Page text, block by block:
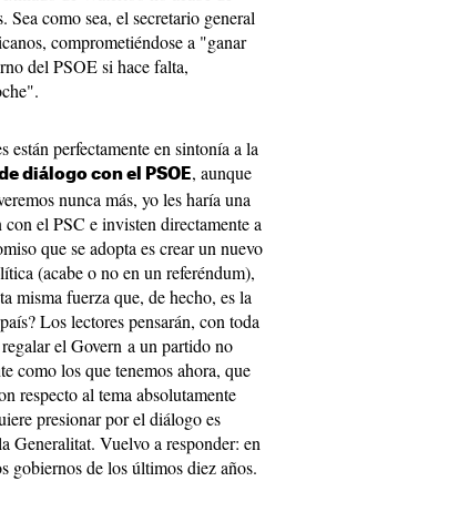
Sea como sea, el secretario general
comprometiéndose a "ganar
del PSOE si hace falta,
perfectamente en sintonía a la
diálogo con el PSOE, aunque
nunca más, yo les haría una
el PSC e invisten directamente a
que se adopta es crear un nuevo
(acabe o no en un referéndum),
misma fuerza que, de hecho, es la
Los lectores pensarán, con toda
el Govern a un partido no
como los que tenemos ahora, que
respecto al tema absolutamente
presionar por el diálogo es
Generalitat. Vuelvo a responder: en
gobiernos de los últimos diez años.